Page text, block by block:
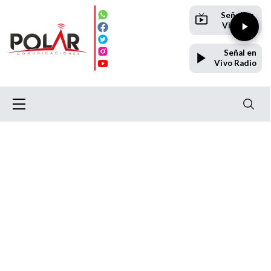
Señal en
Vivo TV
Señal en
Vivo Radio